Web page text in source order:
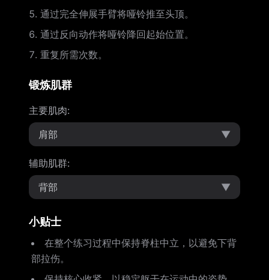
通过完全伸展手臂将哑铃推至头顶。
通过反向动作将哑铃降回起始位置。
重复所需次数。
锻炼肌群
主要肌肉:
肩部
▼
辅助肌群:
背部
▼
小贴士
在整个练习过程中保持脊柱中立，以避免下背
部拉伤。